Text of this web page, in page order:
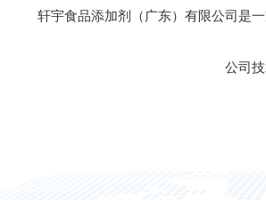
轩宇食品添加剂（广东）有限公司是
公司